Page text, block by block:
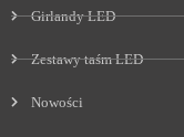
Girlandy LED
Zestawy taśm LED
Nowości